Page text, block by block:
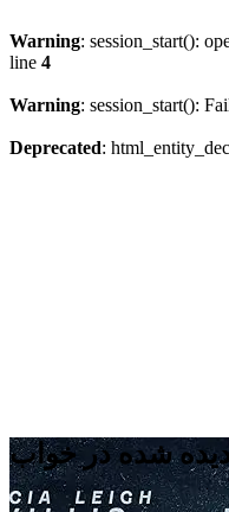
Warning: session_start():
line 4
Warning: session_start():
Deprecated:
شده در خواب